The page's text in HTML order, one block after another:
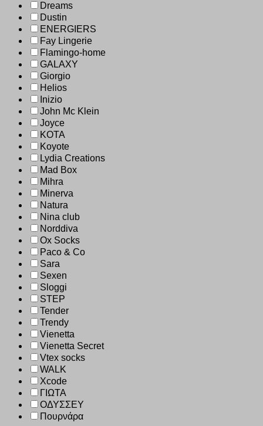
Dreams
Dustin
ENERGIERS
Fay Lingerie
Flamingo-home
GALAXY
Giorgio
Helios
Inizio
John Mc Klein
Joyce
KOTA
Koyote
Lydia Creations
Mad Box
Mihra
Minerva
Natura
Nina club
Norddiva
Ox Socks
Paco & Co
Sara
Sexen
Sloggi
STEP
Tender
Trendy
Vienetta
Vienetta Secret
Vtex socks
WALK
Xcode
ΓΙΩΤΑ
ΟΔΥΣΣΕΥ
Πουρνάρα